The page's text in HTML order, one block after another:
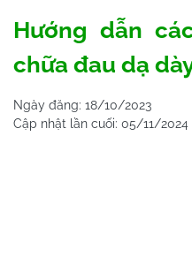
Hướng dẫn
chữa đau dạ
Ngày đăng: 18/10/2023
Cập nhật lần cuối: 05/11/2024